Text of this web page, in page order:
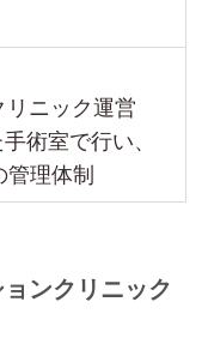
リニック運営
術室で行い、
理体制
ンクリニック